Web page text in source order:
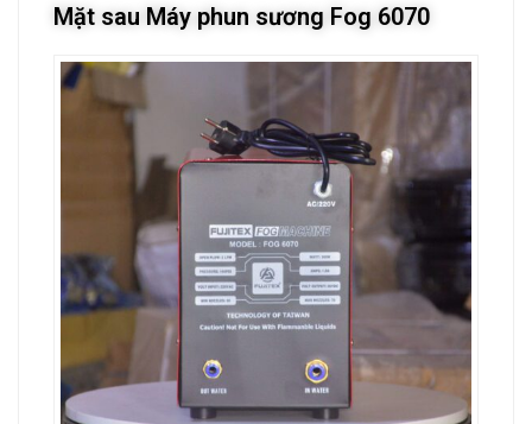
Mặt sau Máy phun sương Fog 6070